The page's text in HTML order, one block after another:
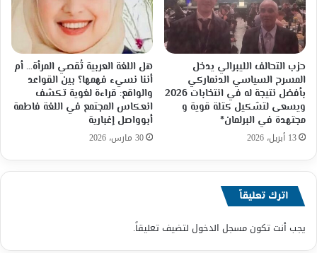
حزب التحالف الليبرالي يدخل
المسرح السياسي الدنماركي
بأفضل نتيجة له في انتخابات 2026
ويسعى لتشكيل كتلة قوية و
مجتهدة في البرلمان*
13 أبريل، 2026
هل اللغة العربية تُقصي المرأة… أم
أننا نسيء فهمها؟ بين القواعد
والواقع: قراءة لغوية تكشف
انعكاس المجتمع في اللغة فاطمة
أبوواصل إغبارية
30 مارس، 2026
اترك تعليقاً
يجب أنت تكونمسجل الدخول لتضيف تعليقاً.